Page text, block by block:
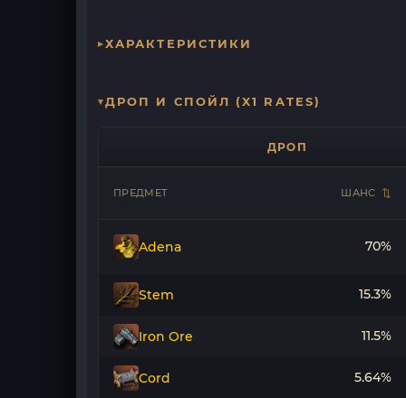
ХАРАКТЕРИСТИКИ
ДРОП И СПОЙЛ (X1 RATES)
ДРОП
ПРЕДМЕТ ШАНС
Adena 70%
Stem 15.3%
Iron Ore 11.5%
Cord 5.64%